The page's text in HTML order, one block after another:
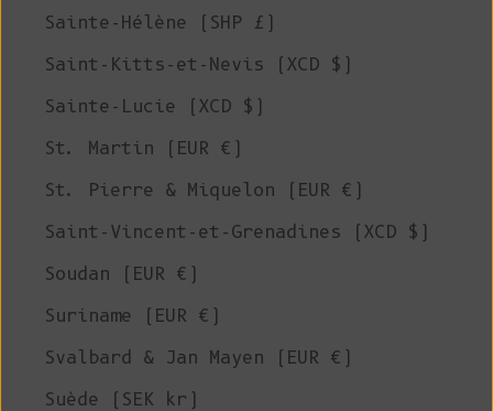
Sainte-Hélène (SHP £)
Saint-Kitts-et-Nevis (XCD $)
Sainte-Lucie (XCD $)
St. Martin (EUR €)
St. Pierre & Miquelon (EUR €)
Saint-Vincent-et-Grenadines (XCD $)
Soudan (EUR €)
Suriname (EUR €)
Svalbard & Jan Mayen (EUR €)
Suède (SEK kr)